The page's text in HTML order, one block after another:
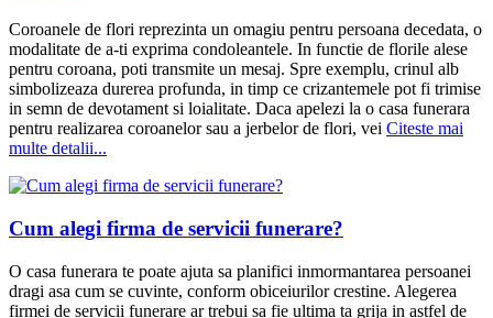
Coroanele de flori reprezinta un omagiu pentru persoana decedata, o
modalitate de a-ti exprima condoleantele. In functie de florile alese
pentru coroana, poti transmite un mesaj. Spre exemplu, crinul alb
simbolizeaza durerea profunda, in timp ce crizantemele pot fi trimise
in semn de devotament si loialitate. Daca apelezi la o casa funerara
pentru realizarea coroanelor sau a jerbelor de flori, vei Citeste mai
multe detalii...
Cum alegi firma de servicii funerare?
O casa funerara te poate ajuta sa planifici inmormantarea persoanei
dragi asa cum se cuvinte, conform obiceiurilor crestine. Alegerea
firmei de servicii funerare ar trebui sa fie ultima ta grija in astfel de